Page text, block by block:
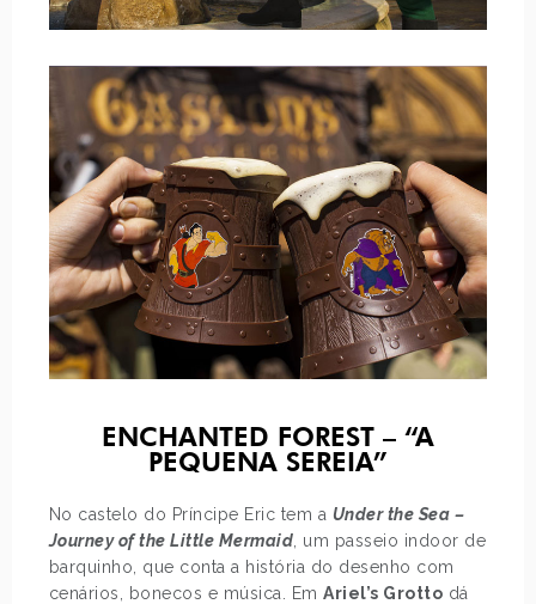
ENCHANTED FOREST – “A
PEQUENA SEREIA”
No castelo do Príncipe Eric tem a Under the Sea –
Journey of the Little Mermaid , um passeio indoor de
barquinho, que conta a história do desenho com
cenários, bonecos e música. EmAriel’s Grotto dá